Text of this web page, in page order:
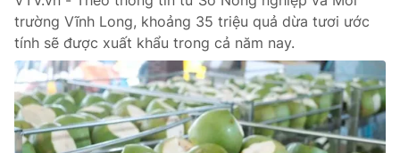
trường Vĩnh Long, khoảng 35 triệu quả dừa tươi ước
tính sẽ được xuất khẩu trong cả năm nay.